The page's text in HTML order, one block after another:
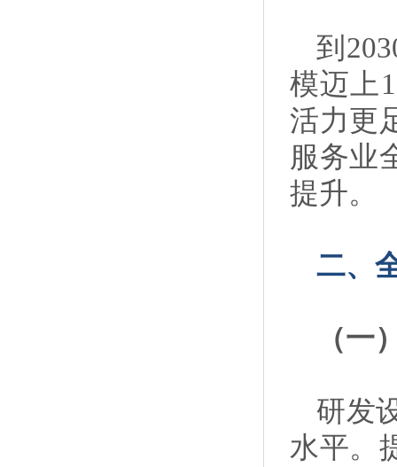
到
模迈上
活力更
服务业
提升。
二、
（一
研发
水平。